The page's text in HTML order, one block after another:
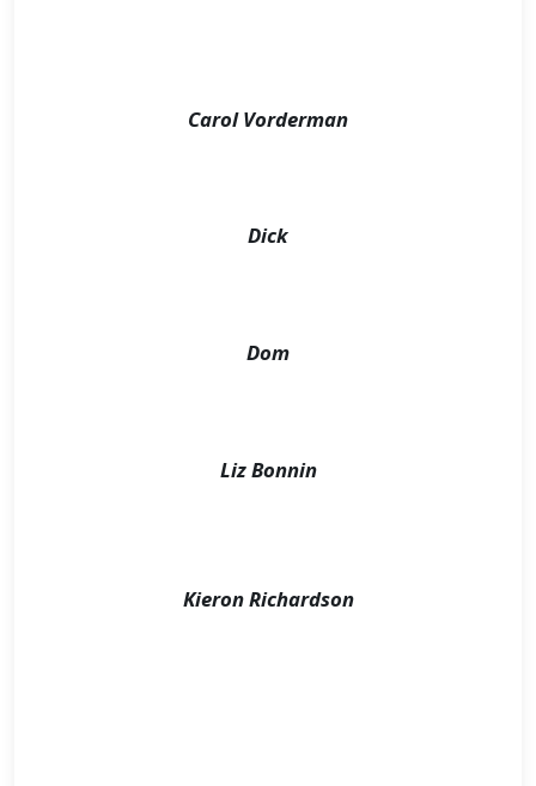
Carol Vorderman
Dick
Dom
Liz Bonnin
Kieron Richardson